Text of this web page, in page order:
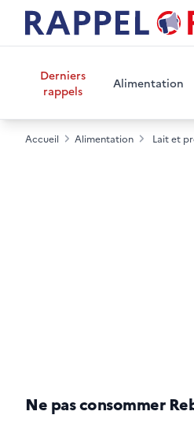
Derniers
rappels
Alimentation
Accueil Alimentation Lait et
Ne pas consommer